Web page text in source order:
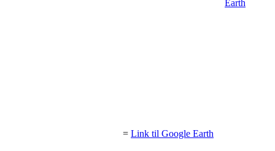
= Link til Google Earth